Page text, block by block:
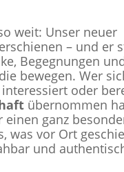
weit: Unser neuer
– und er
Begegnungen
bewegen. Wer
oder
übernommen
ganz
was vor Ort
und